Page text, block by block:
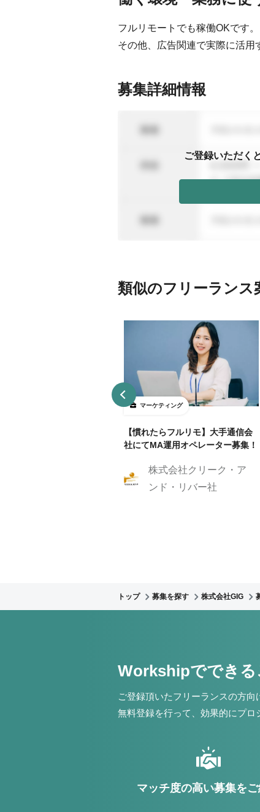
フルリモートでも稼働OKです。
その他、広告関連で実際に活用
募集詳細情報
ご登録いただく
類似のフリーランス
マーケティング
【慣れたらフルリモ】大手通信会
社にてMA運用オペレーター募集！
株式会社クリーク・ア
ンド・リバー社
トップ 募集を探す 株式会社GIG
Workshipでできる
ご登録頂いたフリーランスの方向
無料登録を行って、効果的にプロ
マッチ度の高い募集を